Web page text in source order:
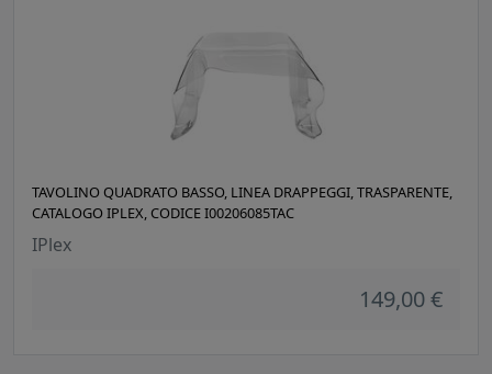
TAVOLINO QUADRATO BASSO, LINEA DRAPPEGGI, TRASPARENTE,
CATALOGO IPLEX, CODICE I00206085TAC
IPlex
149,00 €